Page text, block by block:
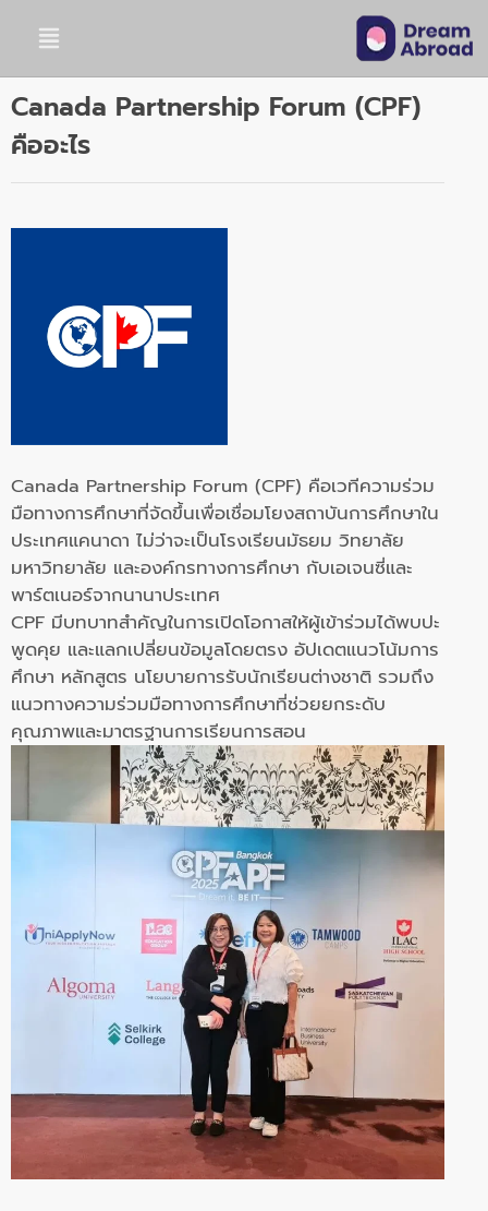
Canada Partnership Forum (CPF)
คืออะไร
Canada Partnership Forum (CPF) คือเวทีความร่วม
มือทางการศึกษาที่จัดขึ้นเพื่อเชื่อมโยงสถาบันการศึกษาใน
ประเทศแคนาดา ไม่ว่าจะเป็นโรงเรียนมัธยม วิทยาลัย
มหาวิทยาลัย และองค์กรทางการศึกษา กับเอเจนซี่และ
พาร์ตเนอร์จากนานาประเทศ
CPF มีบทบาทสำคัญในการเปิดโอกาสให้ผู้เข้าร่วมได้พบปะ
พูดคุย และแลกเปลี่ยนข้อมูลโดยตรง อัปเดตแนวโน้มการ
ศึกษา หลักสูตร นโยบายการรับนักเรียนต่างชาติ รวมถึง
แนวทางความร่วมมือทางการศึกษาที่ช่วยยกระดับ
คุณภาพและมาตรฐานการเรียนการสอน